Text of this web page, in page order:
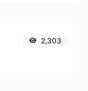
2,303